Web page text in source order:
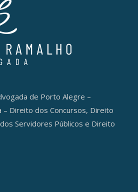
de Porto Alegre –
– Direito dos Concursos, Direito
Servidores Públicos e Direito